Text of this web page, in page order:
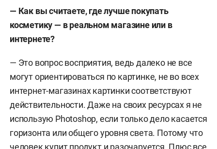
— Как вы считаете, где лучше покупать
косметику — в реальном магазине или в
интернете?
— Это вопрос восприятия, ведь далеко не все
могут ориентироваться по картинке, не во всех
интернет-магазинах картинки соответствуют
действительности. Даже на своих ресурсах я не
использую Photoshop, если только дело касается
горизонта или общего уровня света. Потому что
человек купит продукт и разочаруется. Плюс все